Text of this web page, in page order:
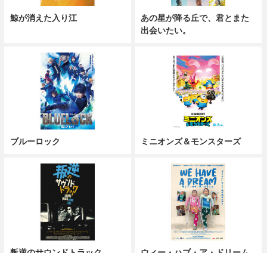
鯨が消えた入り江
あの星が降る丘で、君とまた
出会いたい。
ブルーロック ミニオンズ＆モンスターズ